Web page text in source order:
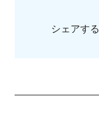
シェアする